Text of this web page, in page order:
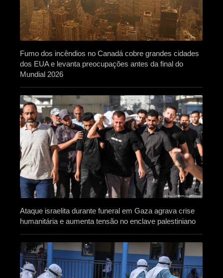
Fumo dos incêndios no Canadá cobre grandes cidades
dos EUA e levanta preocupações antes da final do
Mundial 2026
Ataque israelita durante funeral em Gaza agrava crise
humanitária e aumenta tensão no enclave palestiniano